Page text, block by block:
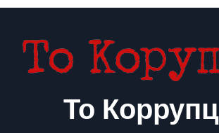
То